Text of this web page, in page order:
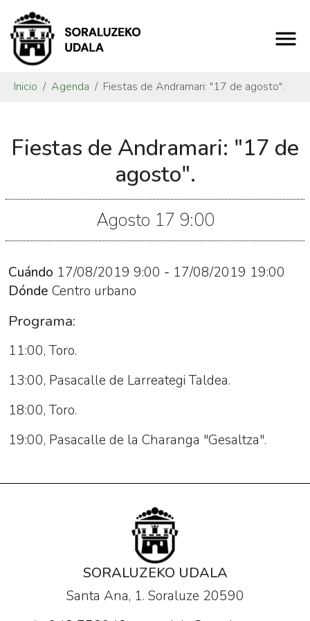
Inicio Agenda Fiestas de Andramari: "17 de agosto".
de-
de-
1
de
Andramari:
"17
agosto".
08-
17T11:00:00+02:00
08-
Programa:
Fiestas de Andramari: "17 de
agosto".
Agosto 17 9:00
Cuándo 17/08/2019 9:00 - 17/08/2019 19:00
Dónde Centro urbano
Programa:
11:00, Toro.
13:00, Pasacalle de Larreategi Taldea.
18:00, Toro.
19:00, Pasacalle de la Charanga "Gesaltza".
SORALUZEKO UDALA
Santa Ana, 1. Soraluze 20590